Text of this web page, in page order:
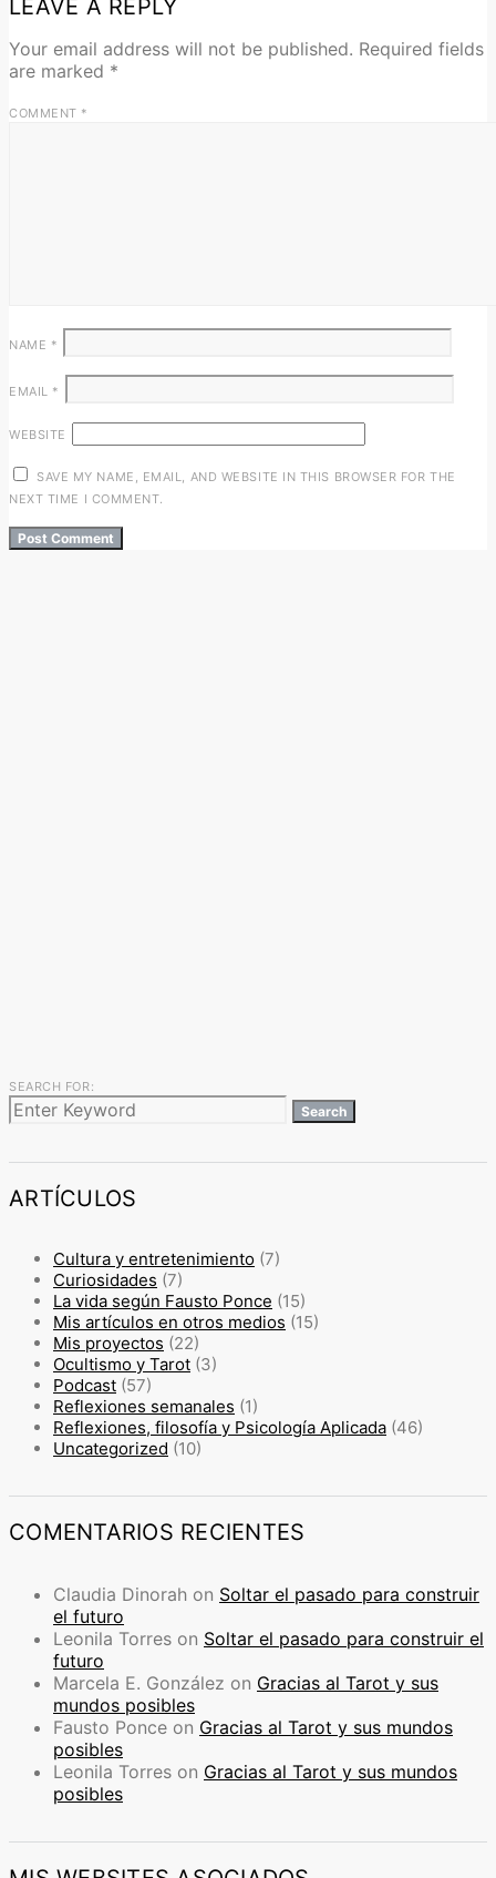
LEAVE A REPLY
Your email address will not be published. Required fields
are marked *
COMMENT *
NAME *
EMAIL *
WEBSITE
SAVE MY NAME, EMAIL, AND WEBSITE IN THIS BROWSER FOR THE
NEXT TIME I COMMENT.
SEARCH FOR:
Search
ARTÍCULOS
Cultura y entretenimiento (7)
Curiosidades (7)
La vida según Fausto Ponce (15)
Mis artículos en otros medios (15)
Mis proyectos (22)
Ocultismo y Tarot (3)
Podcast (57)
Reflexiones semanales (1)
Reflexiones, filosofía y Psicología Aplicada (46)
Uncategorized (10)
COMENTARIOS RECIENTES
Claudia Dinorah on Soltar el pasado para construir
el futuro
Leonila Torres on Soltar el pasado para construir el
futuro
Marcela E. González on Gracias al Tarot y sus
mundos posibles
Fausto Ponce on Gracias al Tarot y sus mundos
posibles
Leonila Torres on Gracias al Tarot y sus mundos
posibles